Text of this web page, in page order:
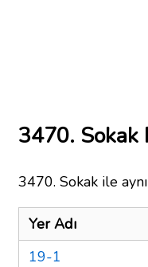
3470. Sokak
3470. Sokak ile
Yer Adı
19-1